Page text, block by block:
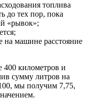
топлива
до тех пор, пока
«рывок»;
на машине расстояние
400 километров и
сумму литров на
мы получим 7,75,